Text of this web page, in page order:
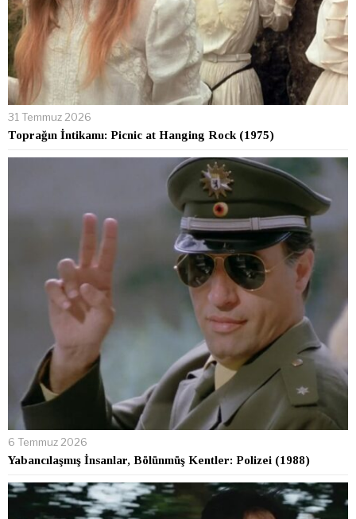
31 Temmuz 2026
Toprağın İntikamı: Picnic at Hanging Rock (1975)
6 Temmuz 2026
Yabancılaşmış İnsanlar, Bölünmüş Kentler: Polizei (1988)